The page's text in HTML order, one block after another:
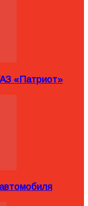
«Патриот»